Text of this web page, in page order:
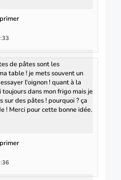
de pâtes sont les
table ! je mets souvent un
l'oignon ! quant à la
dans mon frigo mais je
sur des pâtes ! pourquoi ? ça
! Merci pour cette bonne idée.